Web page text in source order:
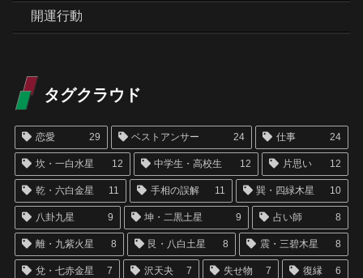
開運行動
タグクラウド
恋愛 29 ベストアンサー 24 仕事 24
坎・一白水星 12 中学生・高校生 12 片思い 12
乾・六白金星 11 手相の誤解 11 巽・四緑木星 10
八卦九星 9 坤・二黒土星 9 占い師 8
離・九紫火星 8 艮・八白土星 8 震・三碧木星 8
兌・七赤金星 7 沢天夬 7 失せ物 7 復縁 6